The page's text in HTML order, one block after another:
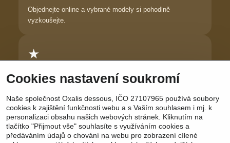
Objednejte online a vybrané modely si pohodlně
vyzkoušejte.
★
Důvěra zákaznic
cítí krásně.
Cookies nastavení soukromí
Naše společnost Oxalis dessous, IČO 27107965 používá soubory
cookies k zajištění funkčnosti webu a s Vaším souhlasem i mj. k
personalizaci obsahu našich webových stránek. Kliknutím na
tlačítko "Přijmout vše" souhlasíte s využíváním cookies a
předáváním údajů o chování na webu pro zobrazení cílené